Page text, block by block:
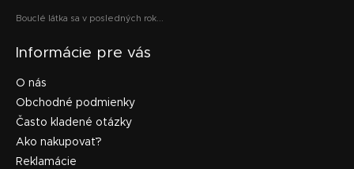
Bouclé látka sa v posledných rok...
Informácie pre vás
O nás
Obchodné podmienky
Často kladené otázky
Ako nakupovať?
Reklamácie